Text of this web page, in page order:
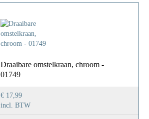
Draaibare omstelkraan, chroom -
01749
€ 17,99
incl. BTW